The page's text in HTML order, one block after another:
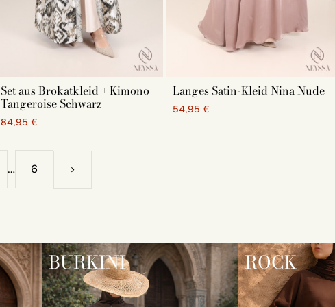
Set aus Brokatkleid + Kimono
Tangeroise Schwarz
84,95 €
Langes Satin-Kleid Nina Nude
54,95 €
… 6
BURKINI ROCK